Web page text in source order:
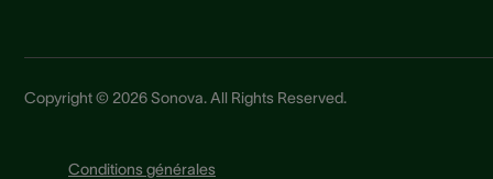
Copyright © 2026 Sonova. All Rights Reserved.
Conditions générales